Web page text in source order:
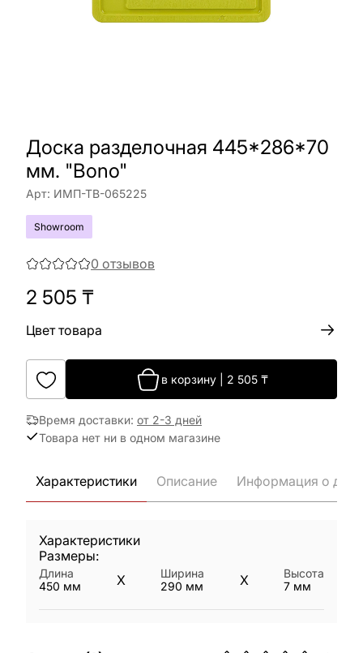
Доска разделочная 445*286*70
мм. "Bono"
Арт: ИМП-ТВ-065225
Showroom
0 отзывов
2 505 ₸
Цвет товара
в корзину| 2 505₸
Время доставки: от 2-3 дней
Товара нет ни в одном магазине
Характеристики Описание Информация о
Характеристики
Размеры:
Длина
450 мм X
Ширина
290 мм X
Высота
7 мм